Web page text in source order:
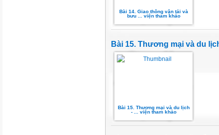
Bài 14. Giao thông vận tải và
bưu ... viện tham khảo
Bài 15. Thương mại và du
Bài 15. Thương mại và du lịch
- ... viện tham khảo